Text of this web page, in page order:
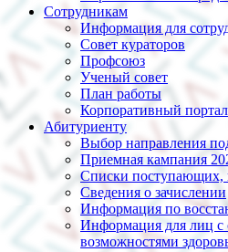
Сотрудникам
Информация для
Совет кураторов
Профсоюз
Ученый совет
План работы
Корпоративный портал
Абитуриенту
Выбор направления
Приемная кампания
Списки поступающих,
Сведения о зачислении
Информация по
Информация для лиц с
возможностями